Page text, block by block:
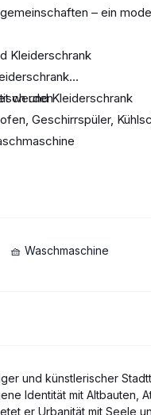
– ein
Kleiderschrank
und Kleiderschrank
Geschirrspüler,
werden
🧺 Waschmaschine
und künstlerischer
Identität mit Altbauten,
er Urbanität mit Seele